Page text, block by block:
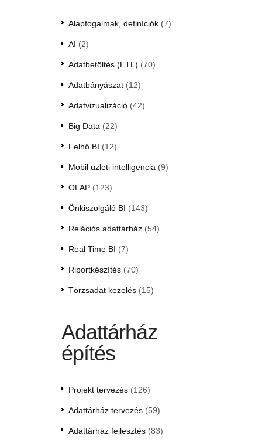
Alapfogalmak, definíciók(7)
AI (2)
Adatbetöltés (ETL) (70)
Adatbányászat(12)
Adatvizualizáció(42)
Big Data (22)
Felhő BI (12)
Mobil üzleti intelligencia (9)
OLAP(123)
Önkiszolgáló BI (143)
Relációs adattárház(54)
Real Time BI (7)
Riportkészítés(70)
Törzsadat kezelés(15)
Adattárház
építés
Projekt tervezés(126)
Adattárház tervezés(59)
Adattárház fejlesztés(83)